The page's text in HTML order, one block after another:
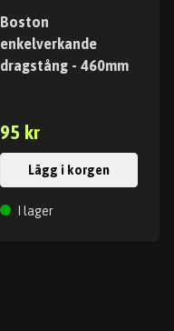
Boston
enkelverkande
dragstång - 460mm
95 kr
Lägg i korgen
I lager